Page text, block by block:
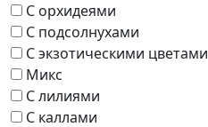
С орхидеями
С подсолнухами
С экзотическими цветами
Микс
С лилиями
С каллами